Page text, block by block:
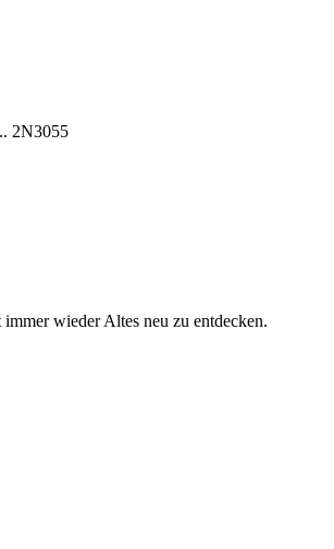
2N3055
wieder Altes neu zu entdecken.